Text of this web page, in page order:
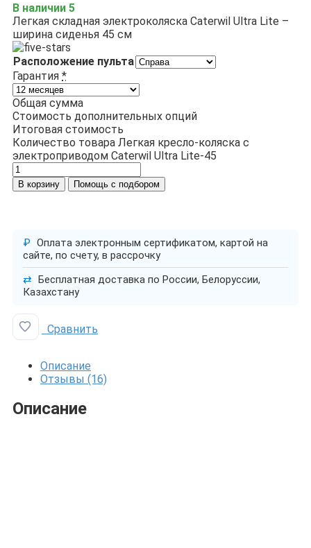
В наличии 5
Легкая складная электроколяска Caterwil Ultra Lite –
ширина сиденья 45 см
Расположение пульта
Гарантия *
Общая сумма
Стоимость дополнительных опций
Итоговая стоимость
Количество товара Легкая кресло-коляска с
электроприводом Caterwil Ultra Lite-45
В корзину Помощь с подбором
₽ Оплата электронным сертификатом, картой на
сайте, по счету, в рассрочку
⇄ Бесплатная доставка по России, Белоруссии,
Казахстану
Добавить в избранное
Сравнить
Описание
Отзывы (16)
Описание